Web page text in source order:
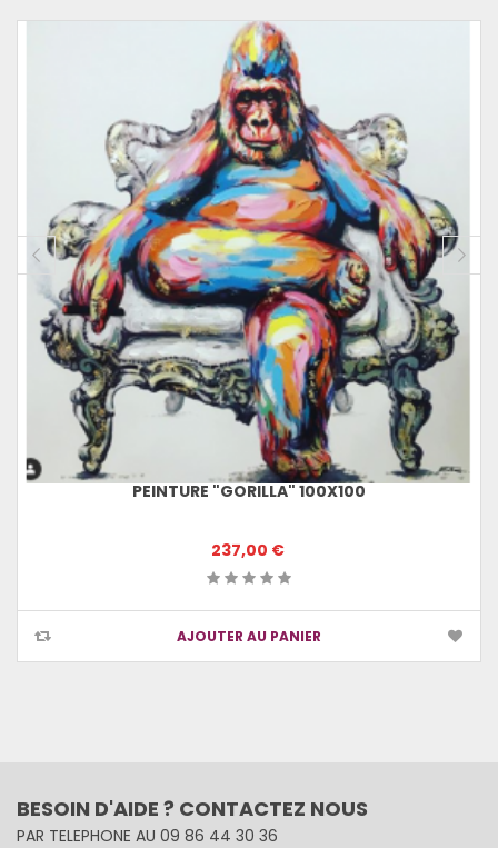
PEINTURE "GORILLA" 100X100
237,00 €
AJOUTER AU PANIER
BESOIN D'AIDE ? CONTACTEZ NOUS
PAR TELEPHONE AU 09 86 44 30 36